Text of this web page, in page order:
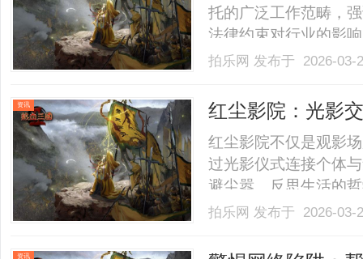
托的广泛工作范畴，
法律约束对行业的影
位与价值。......
拍乐网 发布于 2026-
资讯 红尘影院：光影
红尘影院不仅是观影
过光影仪式连接个体
避尘嚣、反思生活的
忆。......
拍乐网 发布于 2026-
资讯